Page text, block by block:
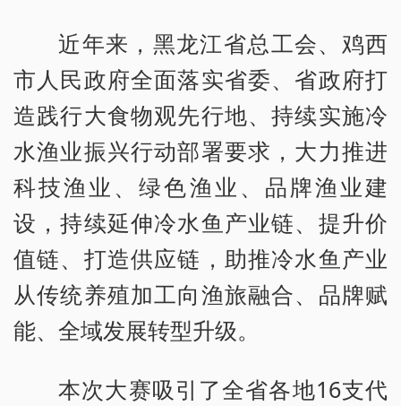
近年来，黑龙江省总工会、鸡西
市人民政府全面落实省委、省政府打
造践行大食物观先行地、持续实施冷
水渔业振兴行动部署要求，大力推进
科技渔业、绿色渔业、品牌渔业建
设，持续延伸冷水鱼产业链、提升价
值链、打造供应链，助推冷水鱼产业
从传统养殖加工向渔旅融合、品牌赋
能、全域发展转型升级。
本次大赛吸引了全省各地16支代